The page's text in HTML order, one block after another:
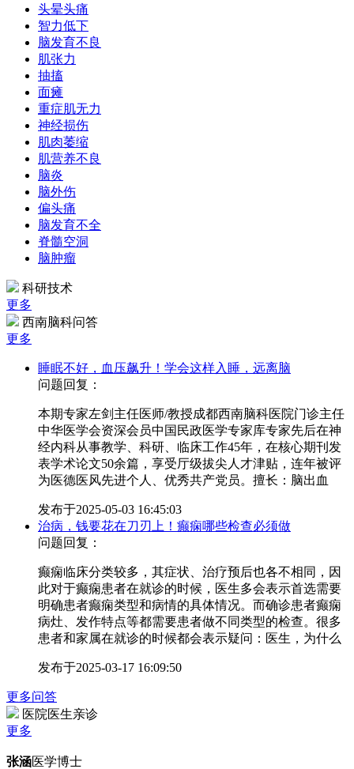
头晕头痛
智力低下
脑发育不良
肌张力
抽搐
面瘫
重症肌无力
神经损伤
肌肉萎缩
肌营养不良
脑炎
脑外伤
偏头痛
脑发育不全
脊髓空洞
脑肿瘤
科研技术
更多
西南脑科问答
更多
睡眠不好，血压飙升！学会这样入睡，远离脑
问题回复：
本期专家左剑主任医师/教授成都西南脑科医院门诊主任
中华医学会资深会员中国民政医学专家库专家先后在神
经内科从事教学、科研、临床工作45年，在核心期刊发
表学术论文50余篇，享受厅级拔尖人才津贴，连年被评
为医德医风先进个人、优秀共产党员。擅长：脑出血
发布于2025-05-03 16:45:03
治病，钱要花在刀刃上！癫痫哪些检查必须做
问题回复：
癫痫临床分类较多，其症状、治疗预后也各不相同，因
此对于癫痫患者在就诊的时候，医生多会表示首选需要
明确患者癫痫类型和病情的具体情况。而确诊患者癫痫
病灶、发作特点等都需要患者做不同类型的检查。很多
患者和家属在就诊的时候都会表示疑问：医生，为什么
发布于2025-03-17 16:09:50
更多问答
医院医生亲诊
更多
张涵医学博士